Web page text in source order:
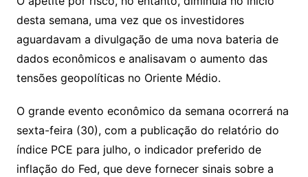
desta semana, uma vez que os investidores
aguardavam a divulgação de uma nova bateria de
dados econômicos e analisavam o aumento das
tensões geopolíticas no Oriente Médio.
O grande evento econômico da semana ocorrerá na
sexta-feira (30), com a publicação do relatório do
índice PCE para julho, o indicador preferido de
inflação do Fed, que deve fornecer sinais sobre a